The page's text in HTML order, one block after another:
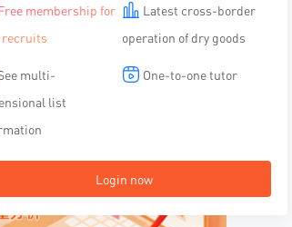
membership for
recruits
Latest cross-border
operation of dry goods
multi-
list
One-to-one tutor
Login now